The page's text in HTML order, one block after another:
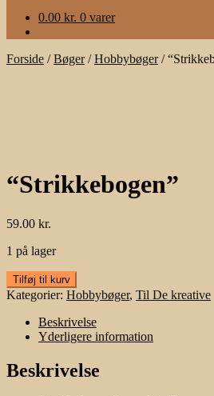
0.00 kr. 0 varer
Forside /Bøger/Hobbybøger/
“Strikkebogen”
59.00 kr.
1 på lager
"Strikkebogen"
antal
Tilføj til kurv
Kategorier: Hobbybøger, Til De kreative
Beskrivelse
Yderligere information
Beskrivelse